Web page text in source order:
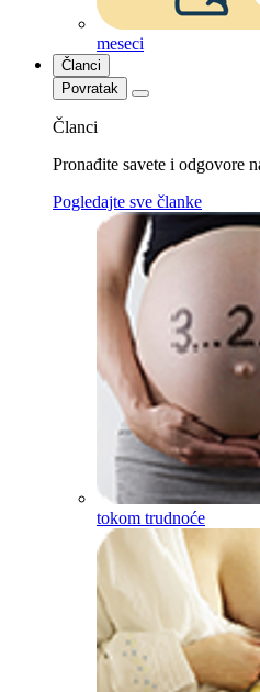
meseci
Članci
Povratak
Članci
Pronađite savete i odgovore
Pogledajte sve članke
tokom trudnoće